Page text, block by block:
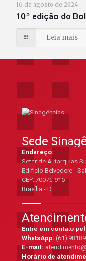
16 de agosto de 2024
10ª edição do
Leia mais
Sede
Endereço:
Setor de Autarquias
Edifício Belvedere -
CEP: 70070-915
Brasília - DF
Entre em contato
WhatsApp:(61)
E-mail:
Horário de